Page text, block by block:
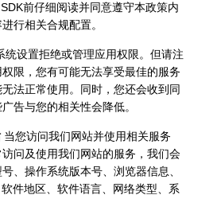
前仔细阅读并同意遵守本政策内
行相关合规配置。
设置拒绝或管理应用权限。但请注
限，您有可能无法享受最佳的服务
法正常使用。同时，您还会收到同
告与您的相关性会降低。
当您访问我们网站并使用相关服务
问及使用我们网站的服务，我们会
、操作系统版本号、浏览器信息、
件地区、软件语言、网络类型、系